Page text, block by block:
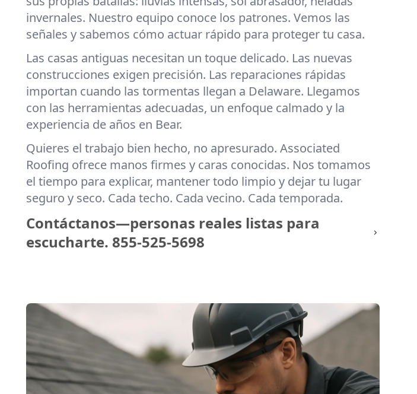
invernales. Nuestro equipo conoce los patrones. Vemos las
señales y sabemos cómo actuar rápido para proteger tu casa.
Las casas antiguas necesitan un toque delicado. Las nuevas
construcciones exigen precisión. Las reparaciones rápidas
importan cuando las tormentas llegan a Delaware. Llegamos
con las herramientas adecuadas, un enfoque calmado y la
experiencia de años en Bear.
Quieres el trabajo bien hecho, no apresurado. Associated
Roofing ofrece manos firmes y caras conocidas. Nos tomamos
el tiempo para explicar, mantener todo limpio y dejar tu lugar
seguro y seco. Cada techo. Cada vecino. Cada temporada.
Contáctanos—personas reales listas para
escucharte. 855-525-5698